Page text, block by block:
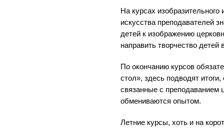
На курсах изобразительного
искусства преподавателей
детей к изображению
направить творчество детей
По окончанию курсов
стол», здесь подводят
связанные с преподаванием
обмениваются опытом.
Летние курсы, хоть и на